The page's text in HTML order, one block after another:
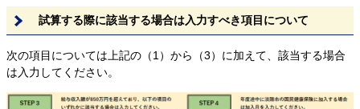
試算する際に該当する場合は入力すべき項目について
次の項目については上記の（1）から（3）に加えて、該当する場合
は入力してください。